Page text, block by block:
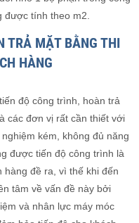
được tính theo m2.
TRẢ MẶT BẰNG THI
HÀNG
độ công trình, hoàn trả
các đơn vị rất cần thiết với
kém, không đủ năng
được tiến độ công trình là
đề ra, vì thế khi đến
tâm về vấn đề này bởi
và nhân lực máy móc